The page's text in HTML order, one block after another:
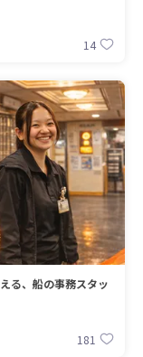
14
る、船の事務スタッ
181